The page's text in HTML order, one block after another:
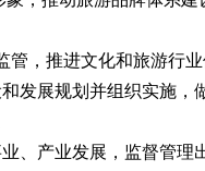
，推进文化和旅游行
发展规划并组织实施
、产业发展，监督管